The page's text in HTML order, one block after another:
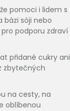
pomoci i lidem s
sóji nebo
podporu zdraví
přidané cukry ani
zbytečných
na cesty, na
oblíbenou